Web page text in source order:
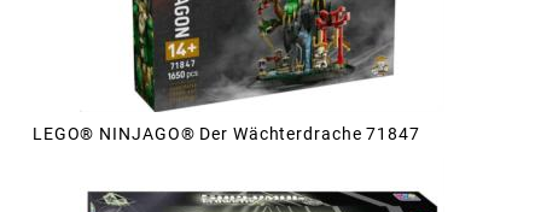
LEGO® NINJAGO® Der Wächterdrache 71847